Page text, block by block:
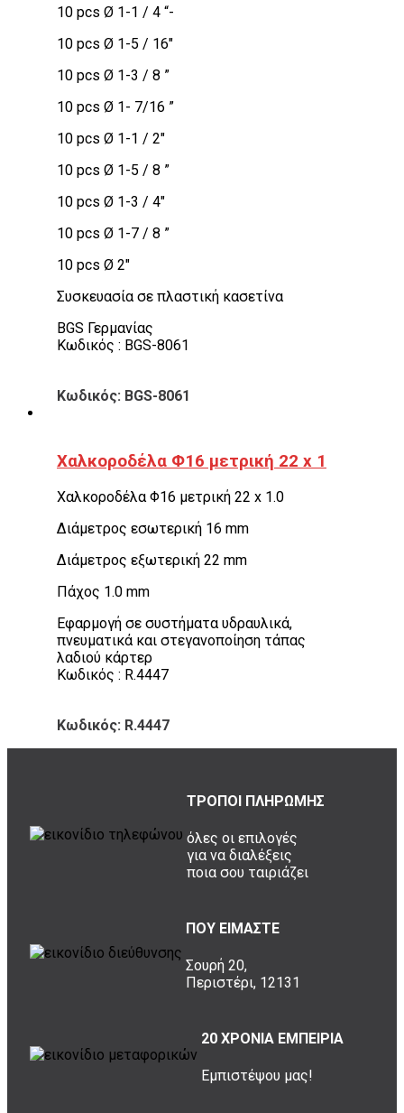
10 pcs Ø 1-1 / 4 “-
10 pcs Ø 1-5 / 16″
10 pcs Ø 1-3 / 8 ”
10 pcs Ø 1- 7/16 ”
10 pcs Ø 1-1 / 2″
10 pcs Ø 1-5 / 8 ”
10 pcs Ø 1-3 / 4″
10 pcs Ø 1-7 / 8 ”
10 pcs Ø 2″
Συσκευασία σε πλαστική κασετίνα
BGS Γερμανίας
Κωδικός : BGS-8061
Κωδικός: BGS-8061
Χαλκοροδέλα Φ16 μετρική 22 x 1
Χαλκοροδέλα Φ16 μετρική 22 x 1.0
Διάμετρος εσωτερική 16 mm
Διάμετρος εξωτερική 22 mm
Πάχος 1.0 mm
Εφαρμογή σε συστήματα υδραυλικά,
πνευματικά και στεγανοποίηση τάπας
λαδιού κάρτερ
Κωδικός : R.4447
Κωδικός: R.4447
ΤΡΟΠΟΙ ΠΛΗΡΩΜΗΣ
όλες οι επιλογές
για να διαλέξεις
ποια σου ταιριάζει
ΠΟΥ ΕΙΜΑΣΤΕ
Σουρή 20,
Περιστέρι, 12131
20 ΧΡΟΝΙΑ ΕΜΠΕΙΡΙΑ
Εμπιστέψου μας!